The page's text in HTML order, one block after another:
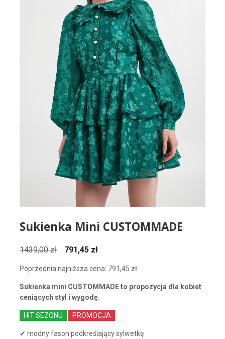
Sukienka Mini CUSTOMMADE
1439,00zł
Pierwotna
wynosiła:
1439,00 zł.
791,45 złAktualna
wynosi:
791,45 zł.
Poprzednia najniższa cena: 791,45 zł.
Sukienka mini CUSTOMMADE to propozycja dla kobiet
ceniących styl i wygodę.
HIT SEZONU PROMOCJA
✔ modny fason podkreślający sylwetkę